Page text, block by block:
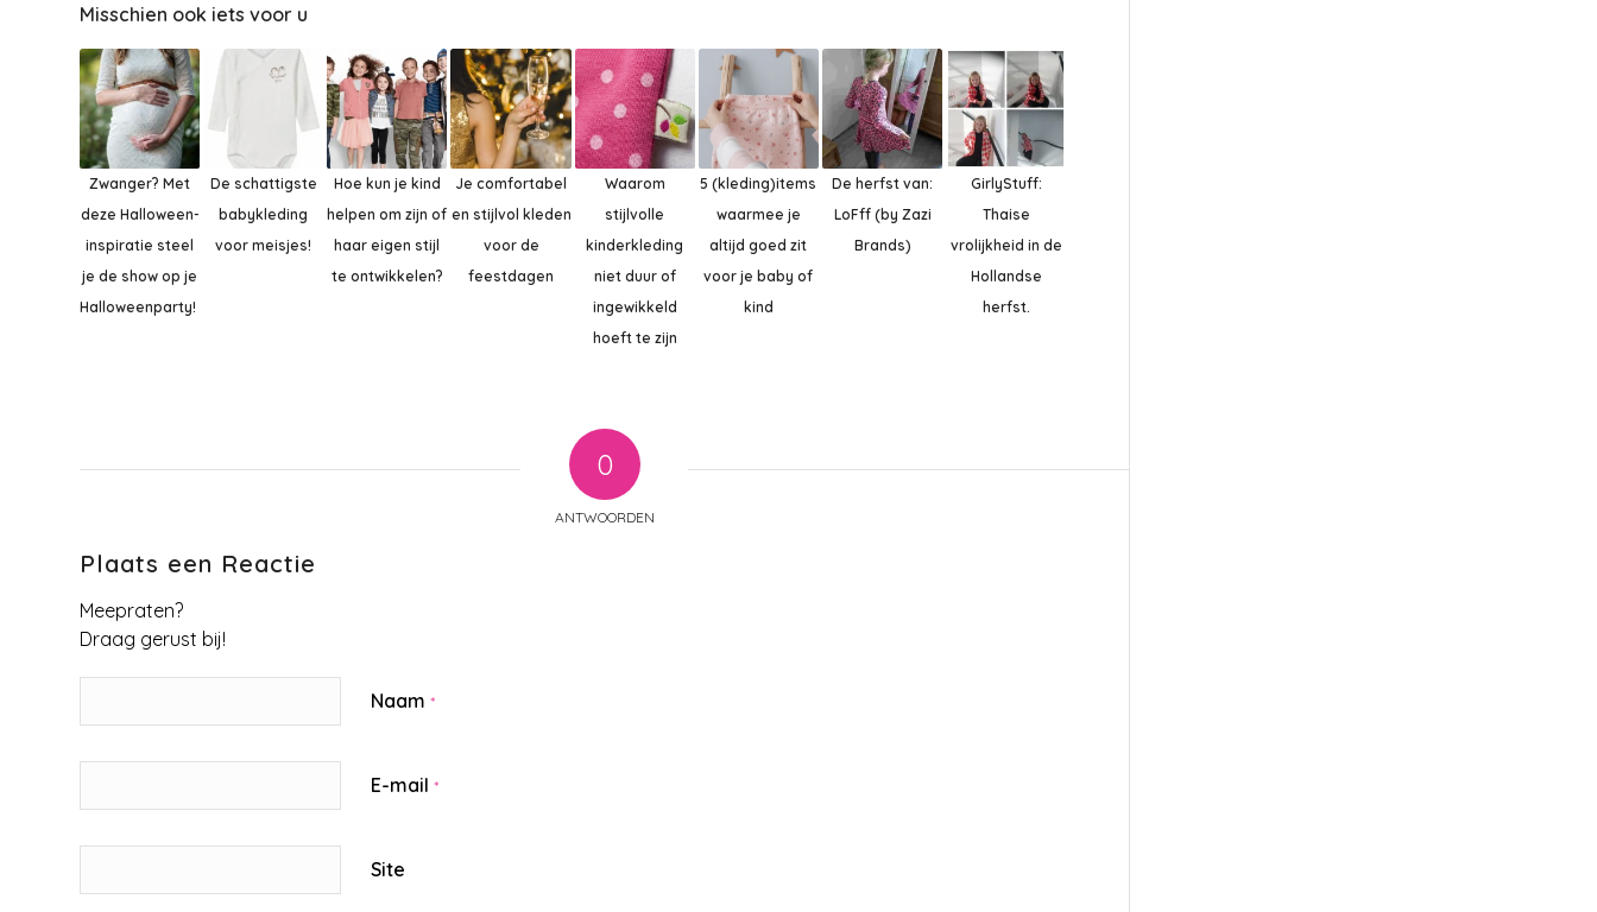
Misschien ook iets voor u
Zwanger? Met
deze Halloween-
inspiratie steel
je de show op je
Halloweenparty!
De schattigste
babykleding
voor meisjes!
Hoe kun je kind
helpen om zijn of
haar eigen stijl
te ontwikkelen?
Je comfortabel
en stijlvol kleden
voor de
feestdagen
Waarom
stijlvolle
kinderkleding
niet duur of
ingewikkeld
hoeft te zijn
5 (kleding)items
waarmee je
altijd goed zit
voor je baby of
kind
De herfst van:
LoFff (by Zazi
Brands)
GirlyStuff:
Thaise
vrolijkheid in de
Hollandse
herfst.
0
ANTWOORDEN
Plaats een Reactie
Meepraten?
Draag gerust bij!
Naam *
E-mail *
Site